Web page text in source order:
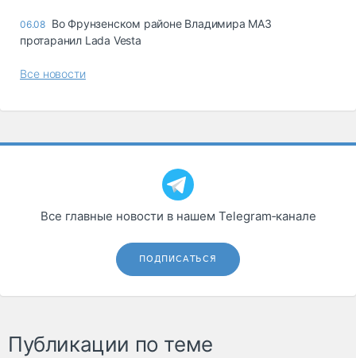
06.08 Во Фрунзенском районе Владимира МАЗ
протаранил Lada Vesta
Все новости
Все главные новости в нашем Telegram‑канале
ПОДПИСАТЬСЯ
Публикации по теме